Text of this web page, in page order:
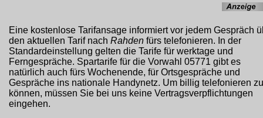
Eine kostenlose Tarifansage informiert vor jedem Gespräch
den aktuellen Tarif nach Rahden fürs telefonieren. In der
Standardeinstellung gelten die Tarife für werktage und
Ferngespräche. Spartarife für die Vorwahl 05771 gibt es
natürlich auch fürs Wochenende, für Ortsgespräche und
Gespräche ins nationale Handynetz. Um billig telefonieren zu
können, müssen Sie bei uns keine Vertragsverpflichtungen
eingehen.